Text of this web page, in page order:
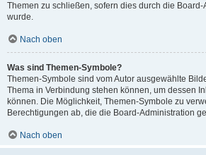
Themen zu schließen, sofern dies durch die
wurde.
Nach oben
Was sind Themen-Symbole?
Themen-Symbole sind vom Autor ausgewählte
Thema in Verbindung stehen können, um dessen
können. Die Möglichkeit, Themen-Symbole zu
Berechtigungen ab, die die Board-Administration
Nach oben